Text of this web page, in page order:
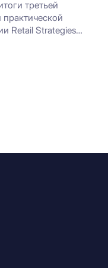
третьей
практической
Retail Strategies